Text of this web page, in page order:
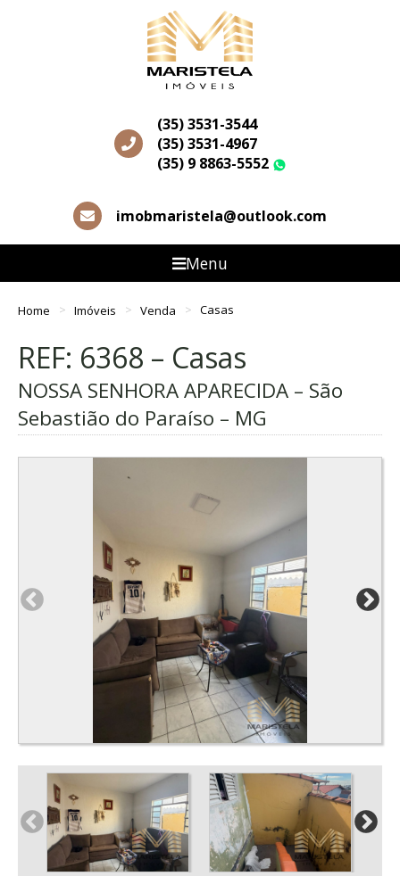
(35) 3531-3544
(35) 3531-4967
(35) 9 8863-5552
imobmaristela@outlook.com
Menu
Home Imóveis Venda Casas
REF: 6368 – Casas
NOSSA SENHORA APARECIDA – São
Sebastião do Paraíso – MG